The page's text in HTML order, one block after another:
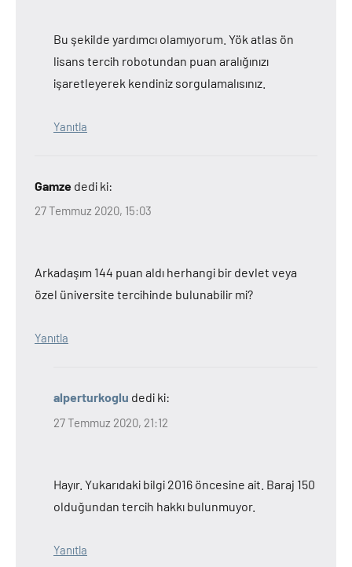
Bu şekilde yardımcı olamıyorum. Yök atlas ön
lisans tercih robotundan puan aralığınızı
işaretleyerek kendiniz sorgulamalısınız.
Yanıtla
Gamze dedi ki:
27 Temmuz 2020, 15:03
Arkadaşım 144 puan aldı herhangi bir devlet veya
özel üniversite tercihinde bulunabilir mi?
Yanıtla
alperturkoglu dedi ki:
27 Temmuz 2020, 21:12
Hayır. Yukarıdaki bilgi 2016 öncesine ait. Baraj 150
olduğundan tercih hakkı bulunmuyor.
Yanıtla